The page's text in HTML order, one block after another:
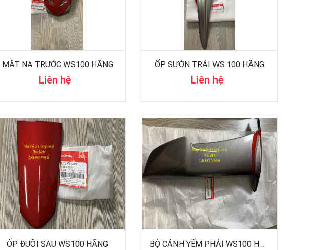
MẶT NẠ TRƯỚC WS100 HÃNG
Liên hệ
ỐP SƯỜN TRÁI WS 100 HÃNG
Liên hệ
ỐP ĐUÔI SAU WS100 HÃNG BỘ CÁNH YẾM PHẢI WS100 HÃNG